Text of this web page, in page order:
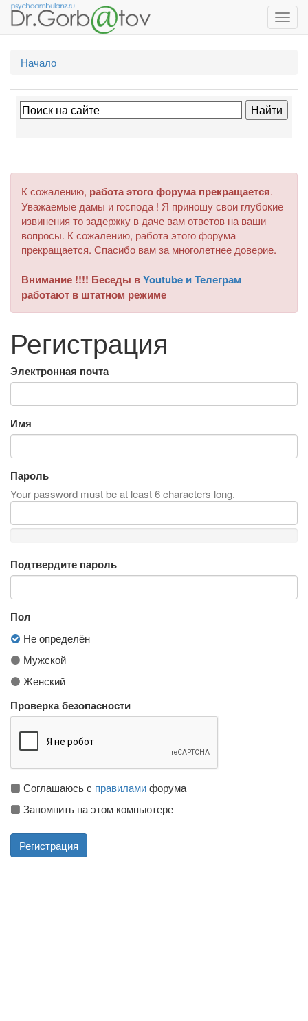
Начало
К сожалению, работа этого форума прекращается.
Уважаемые дамы и господа ! Я приношу свои глубокие
извинения то задержку в даче вам ответов на ваши
вопросы. К сожалению, работа этого форума
прекращается. Спасибо вам за многолетнее доверие.
Внимание !!!! Беседы вYoutube и Телеграм
работают в штатном режиме
Регистрация
Электронная почта
Имя
Пароль
Your password must be at least 6 characters long.
Подтвердите пароль
Пол
Не определён
Мужской
Женский
Проверка безопасности
Соглашаюсь с правиламифорума
Запомнить на этом компьютере